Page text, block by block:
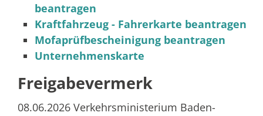
beantragen
Kraftfahrzeug - Fahrerkarte beantragen
Mofaprüfbescheinigung beantragen
Unternehmenskarte
Freigabevermerk
08.06.2026 Verkehrsministerium Baden-